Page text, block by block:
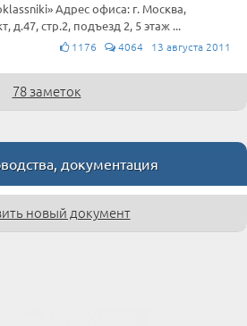
Адрес офиса: г. Москва,
д.47, стр.2, подъезд 2, 5 этаж ...
1176 4064 13 августа 2011
78 заметок
документация
новый документ